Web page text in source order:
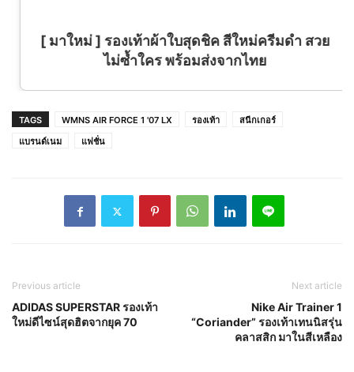
[ มาใหม่ ] รองเท้าผ้าใบสุดชิค สีใหม่ครีมดำ สวย
ไม่ซ้ำใคร พร้อมส่งจากไทย
TAGS WMNS AIR FORCE 1 '07 LX รองเท้า
สนีกเกอร์
แบรนด์เนม
แฟชั่น
Previous article
ADIDAS SUPERSTAR รองเท้า
ใหม่ดีไซน์สุดฮิตจากยุค 70
Next article
Nike Air Trainer 1
“Coriander” รองเท้าเทนนิสรุ่น
คลาสสิก มาในสีเหลือง